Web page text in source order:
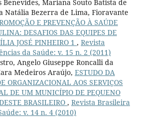
Benevides, Mariana Souto Batista de
Natália Bezerra de Lima, Fioravante
E PREVENÇÃO À SAÚDE
DESAFIOS DAS EQUIPES DE
JOSÉ PINHEIRO 1 , Revista
da Saúde: v. 15 n. 2 (2011)
Angelo Giuseppe Roncalli da
Medeiros Araújo, ESTUDO DA
ORGANIZACIONAL AOS SERVIÇOS
DE UM MUNICÍPIO DE PEQUENO
BRASILEIRO , Revista Brasileira
v. 14 n. 4 (2010)